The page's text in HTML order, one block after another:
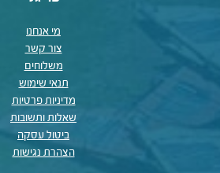
מי אנחנו
צור קשר
משלוחים
תנאי שימוש
מדיניות פרטיות
שאלות ותשובות
ביטול עסקה
הצהרת נגישות